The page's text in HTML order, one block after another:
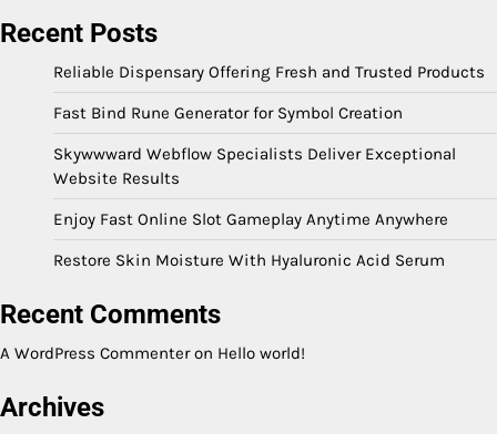
Recent Posts
Reliable Dispensary Offering Fresh and Trusted Products
Fast Bind Rune Generator for Symbol Creation
Skywwward Webflow Specialists Deliver Exceptional
Website Results
Enjoy Fast Online Slot Gameplay Anytime Anywhere
Restore Skin Moisture With Hyaluronic Acid Serum
Recent Comments
A WordPress Commenteron Hello world!
Archives